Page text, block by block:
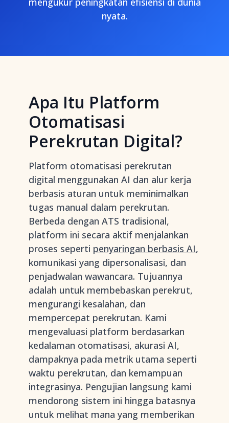
nyata.
Apa Itu Platform
Otomatisasi
Perekrutan Digital?
Platform otomatisasi perekrutan
digital menggunakan AI dan alur kerja
berbasis aturan untuk meminimalkan
tugas manual dalam perekrutan.
Berbeda dengan ATS tradisional,
platform ini secara aktif menjalankan
proses seperti penyaringan berbasis AI,
komunikasi yang dipersonalisasi, dan
penjadwalan wawancara. Tujuannya
adalah untuk membebaskan perekrut,
mengurangi kesalahan, dan
mempercepat perekrutan. Kami
mengevaluasi platform berdasarkan
kedalaman otomatisasi, akurasi AI,
dampaknya pada metrik utama seperti
waktu perekrutan, dan kemampuan
integrasinya. Pengujian langsung kami
mendorong sistem ini hingga batasnya
untuk melihat mana yang memberikan